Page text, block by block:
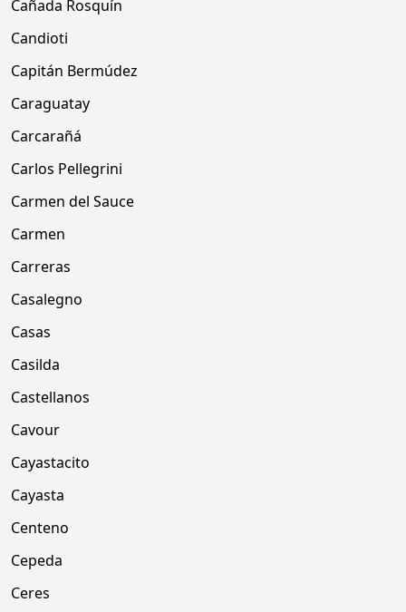
Cañada Rosquín
Candioti
Capitán Bermúdez
Caraguatay
Carcarañá
Carlos Pellegrini
Carmen del Sauce
Carmen
Carreras
Casalegno
Casas
Casilda
Castellanos
Cavour
Cayastacito
Cayasta
Centeno
Cepeda
Ceres